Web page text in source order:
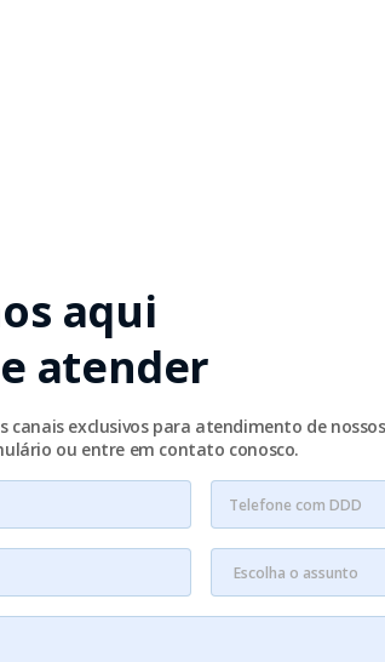
aqui
atender
canais exclusivos para atendimento de
ou entre em contato conosco.